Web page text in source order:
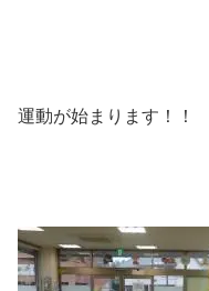
運動が始まります！！